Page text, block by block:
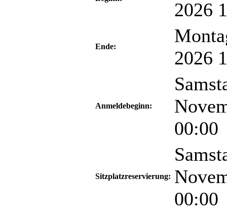
2026
Ende:
2026
Anmeldebeginn:
00:00
Sitzplatzreservierung:
00:00